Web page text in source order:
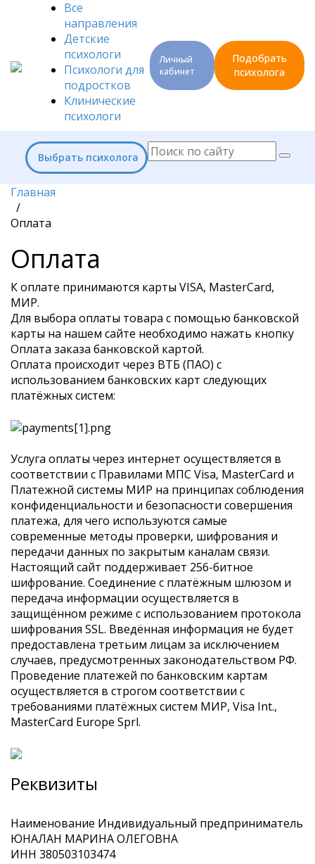
Все
направления
Детские
психологи
Психологи для
подростков
Клинические
психологи
Личный
кабинет
Подобрать
психолога
Выбрать психолога
Главная
/
Оплата
Оплата
К оплате принимаются карты VISA, MasterCard,
МИР.
Для выбора оплаты товара с помощью банковской
карты на нашем сайте необходимо нажать кнопку
Оплата заказа банковской картой.
Оплата происходит через ВТБ (ПАО) с
использованием банковских карт следующих
платёжных систем:
Услуга оплаты через интернет осуществляется в
соответствии с Правилами МПС Visa, MasterCard и
Платежной системы МИР на принципах соблюдения
конфиденциальности и безопасности совершения
платежа, для чего используются самые
современные методы проверки, шифрования и
передачи данных по закрытым каналам связи.
Настоящий сайт поддерживает 256-битное
шифрование. Соединение с платёжным шлюзом и
передача информации осуществляется в
защищённом режиме с использованием протокола
шифрования SSL. Введённая информация не будет
предоставлена третьим лицам за исключением
случаев, предусмотренных законодательством РФ.
Проведение платежей по банковским картам
осуществляется в строгом соответствии с
требованиями платёжных систем МИР, Visa Int.,
MasterCard Europe Sprl.
Реквизиты
Наименование Индивидуальный предприниматель
ЮНАЛАН МАРИНА ОЛЕГОВНА
ИНН 380503103474